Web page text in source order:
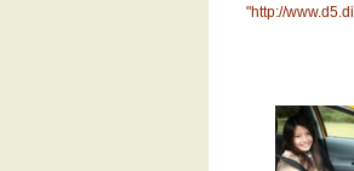
"http://